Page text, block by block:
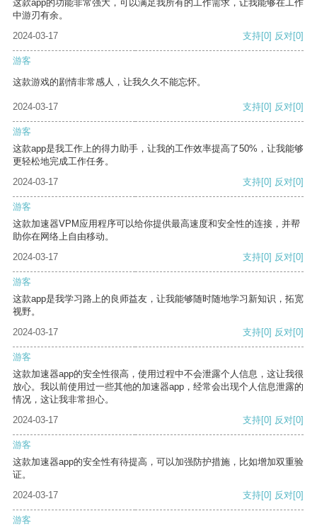
这款app的功能非常强大，可以满足我所有的工作需求，让我能够在工作
中游刃有余。
2024-03-17
支持[0] 反对[0]
游客
这款游戏的剧情非常感人，让我久久不能忘怀。
2024-03-17 支持[0] 反对[0]
游客
这款app是我工作上的得力助手，让我的工作效率提高了50%，让我能够
更轻松地完成工作任务。
2024-03-17
支持[0] 反对[0]
游客
这款加速器VPM应用程序可以给你提供最高速度和安全性的连接，并帮
助你在网络上自由移动。
2024-03-17
支持[0] 反对[0]
游客
这款app是我学习路上的良师益友，让我能够随时随地学习新知识，拓宽
视野。
2024-03-17
支持[0] 反对[0]
游客
这款加速器app的安全性很高，使用过程中不会泄露个人信息，这让我很
放心。我以前使用过一些其他的加速器app，经常会出现个人信息泄露的
情况，这让我非常担心。
2024-03-17
支持[0] 反对[0]
游客
这款加速器app的安全性有待提高，可以加强防护措施，比如增加双重验
证。
2024-03-17
支持[0] 反对[0]
游客